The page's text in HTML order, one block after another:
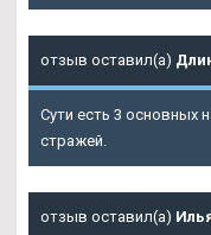
отзыв оставил(а)
Сути есть 3 основных
стражей.
отзыв оставил(а)